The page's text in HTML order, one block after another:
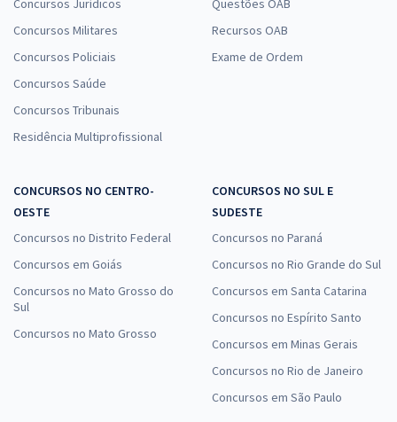
TRF 4ª Região - Tribunal Regional Federal da 4ª Região -
Conhecimentos Específicos para o Cargo de Analista Judiciário -
Economize R$ 55,98 (-20%)
Conhecimentos Específicos para o cargo de Analista Judiciário -
Área Apoio Especializado - Especialidade: Serviço Social
à vista
R$18,66
Concursos Jurídicos
Concursos Militares
Concursos Policiais
Concursos Saúde
Concursos Tribunais
Residência Multiprofissional
Questões OAB
Recursos OAB
Exame de Ordem
CONCURSOS NO CENTRO-
OESTE
Concursos no Distrito Federal
Concursos em Goiás
Concursos no Mato Grosso do
Sul
Concursos no Mato Grosso
CONCURSOS NO SUL E
SUDESTE
Concursos no Paraná
Concursos no Rio Grande do Sul
Concursos em Santa Catarina
Concursos no Espírito Santo
Concursos em Minas Gerais
Concursos no Rio de Janeiro
Concursos em São Paulo